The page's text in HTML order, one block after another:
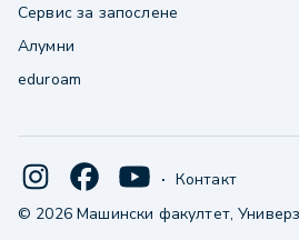
Сервис за запослене
Алумни
eduroam
· Контакт
© 2026 Машински факултет,